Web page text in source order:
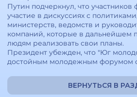
Путин подчеркнул, что
участие в дискуссиях с
министерств, ведомств и
компаний, которые в дальнейшем
людям реализовать свои планы.
Президент убежден, что "Юг
достойным молодежным форумом
ВЕРНУТЬСЯ В